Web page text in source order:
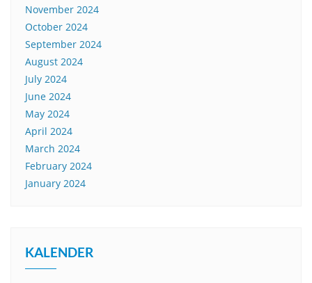
November 2024
October 2024
September 2024
August 2024
July 2024
June 2024
May 2024
April 2024
March 2024
February 2024
January 2024
KALENDER